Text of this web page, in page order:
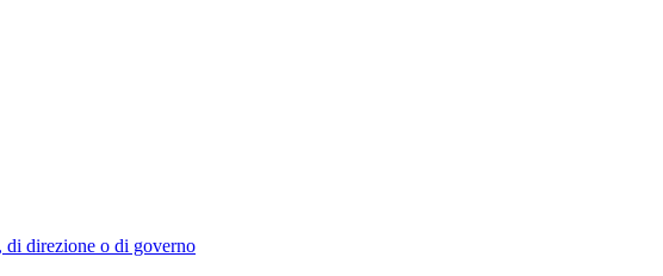
di direzione o di governo